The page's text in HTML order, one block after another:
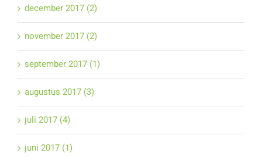
december 2017 (2)
november 2017 (2)
september 2017 (1)
augustus 2017 (3)
juli 2017 (4)
juni 2017 (1)